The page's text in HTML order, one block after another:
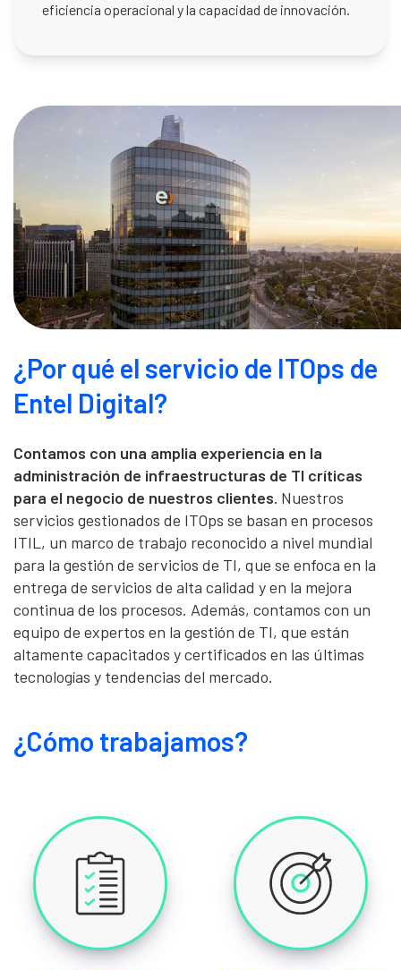
eficiencia operacional y la capacidad de innovación.
¿Por qué el servicio de ITOps de
Entel Digital?
Contamos con una amplia experiencia en la
administración de infraestructuras de TI críticas
para el negocio de nuestros clientes. Nuestros
servicios gestionados de ITOps se basan en procesos
ITIL, un marco de trabajo reconocido a nivel mundial
para la gestión de servicios de TI, que se enfoca en la
entrega de servicios de alta calidad y en la mejora
continua de los procesos. Además, contamos con un
equipo de expertos en la gestión de TI, que están
altamente capacitados y certificados en las últimas
tecnologías y tendencias del mercado.
¿Cómo trabajamos?